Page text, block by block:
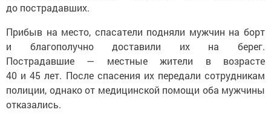
до пострадавших.
Прибыв на место, спасатели подняли мужчин на борт
и благополучно доставили их на берег.
Пострадавшие — местные жители в возрасте
40 и 45 лет. После спасения их передали сотрудникам
полиции, однако от медицинской помощи оба мужчины
отказались.